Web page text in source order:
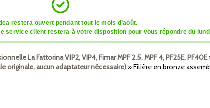
restera ouvert pendant tout le mois d’août.
service client restera à votre disposition pour vous répondre du
La Fattorina VIP2, VIP4, Fimar MPF 2.5, MPF 4, PF25E, PF40E
originale, aucun adaptateur nécessaire)»Filière en bronze